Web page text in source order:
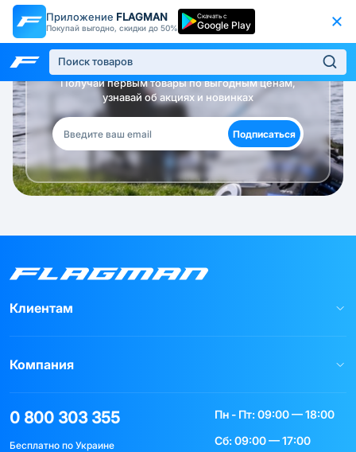
Приложение FLAGMAN
Покупай выгодно, скидки до 50%
Скачать с
Google Play
Будь в курсе!
Получай первым товары по выгодным ценам,
узнавай об акциях и новинках
Подписаться
Клиентам
Компания
0 800 303 355
Бесплатно по Украине
Пн - Пт: 09:00 — 18:00
Сб: 09:00 — 17:00